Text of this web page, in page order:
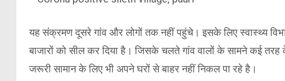
यह संक्रमण दूसरे गांव और लोगों तक नहीं पहुंचे। इसके लिए स्वास्थ्य
बाजारों को सील कर दिया है। जिसके चलते गांव वालों के सामने कई तरह
जरूरी सामान के लिए भी अपने घरों से बाहर नहीं निकल पा रहे है।